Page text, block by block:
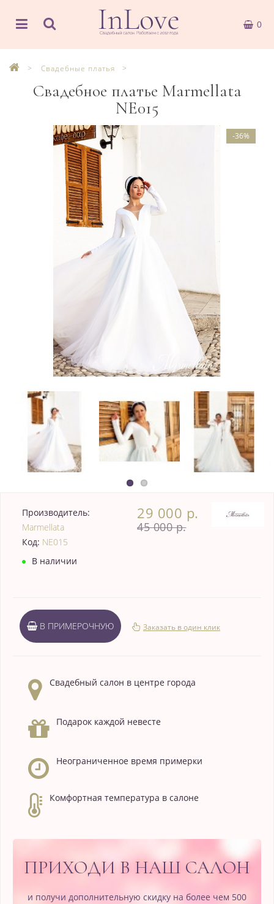
0
Свадебные платья
Свадебное платье Marmellata
NE015
-36%
Производитель:
Marmellata
Код: NE015
В наличии
29 000 р.
45 000 р.
В ПРИМЕРОЧНУЮ Заказать в один клик
Свадебный салон в центре города
Подарок каждой невесте
Неограниченное время примерки
Комфортная температура в салоне
ПРИХОДИ В НАШ САЛОН
и получи дополнительную скидку на более чем 500